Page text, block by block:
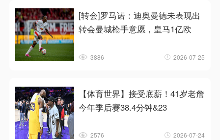
[转会]罗马诺：迪奥曼德未表现出
转会曼城枪手意愿，皇马1亿欧
3886 2026-07-25
【体育世界】接受底薪！41岁老詹
今年季后赛38.4分钟&23
2576 2026-07-24